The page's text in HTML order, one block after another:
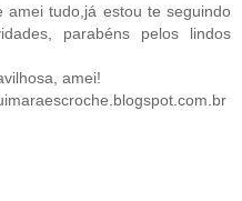
amei tudo,já estou te seguindo
parabéns pelos lindos
amei!